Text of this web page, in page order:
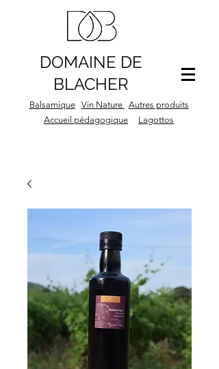
DOMAINE DE
BLACHER
Balsamique Vin Nature Autres produits
Accueil pédagogique
Lagottos